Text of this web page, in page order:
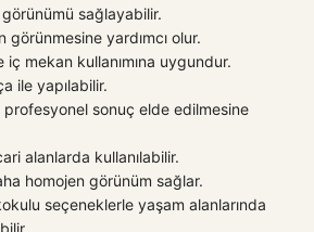
sağlayabilir.
yardımcı olur.
iç mekan kullanımına uygundur.
ile yapılabilir.
sonuç elde edilmesine
alanlarda kullanılabilir.
homojen görünüm sağlar.
seçeneklerle yaşam alanlarında